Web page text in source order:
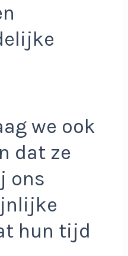
we ook
dat ze
ons
hun tijd